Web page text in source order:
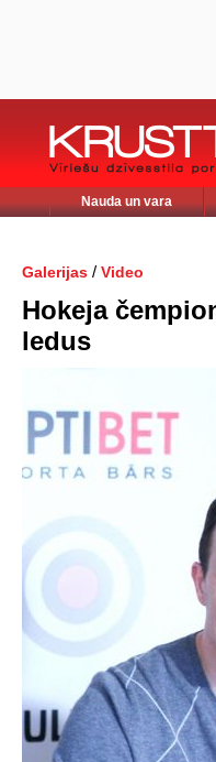
Nauda un vara
Galerijas / Video
Hokeja
ledus